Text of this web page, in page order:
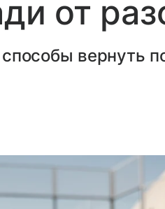
от
вернуть